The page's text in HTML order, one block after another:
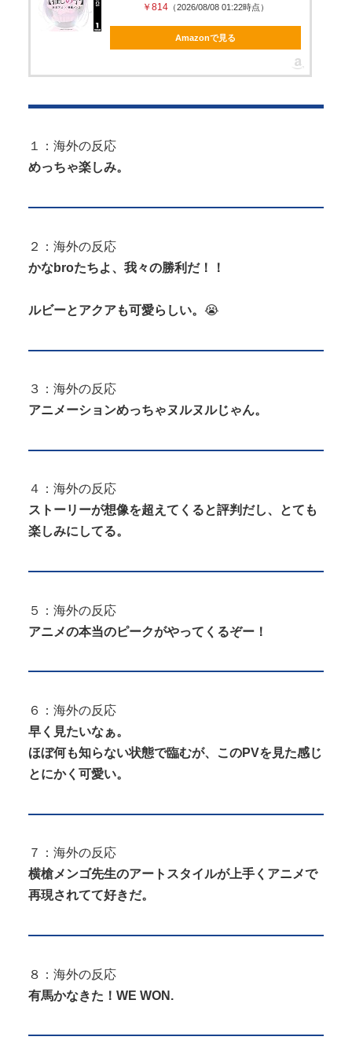
￥814 （2026/08/08 01:22時点）
Amazonで見る
１：海外の反応
めっちゃ楽しみ。
２：海外の反応
かなbroたちよ、我々の勝利だ！！
ルビーとアクアも可愛らしい。 😭
３：海外の反応
アニメーションめっちゃヌルヌルじゃん。
４：海外の反応
ストーリーが想像を超えてくると評判だし、とても
楽しみにしてる。
５：海外の反応
アニメの本当のピークがやってくるぞー！
６：海外の反応
早く見たいなぁ。
ほぼ何も知らない状態で臨むが、このPVを見た感じ
とにかく可愛い。
７：海外の反応
横槍メンゴ先生のアートスタイルが上手くアニメで
再現されてて好きだ。
８：海外の反応
有馬かなきた！WE WON.